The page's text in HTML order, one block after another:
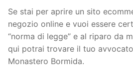
Se stai per aprire un sito
negozio online e vuoi essere
“norma di legge” e al riparo da
qui potrai trovare il tuo
Monastero Bormida.